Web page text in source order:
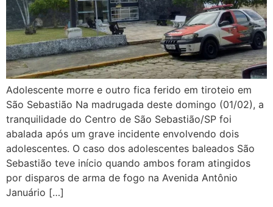
Adolescente morre e outro fica ferido em tiroteio em
São Sebastião Na madrugada deste domingo (01/02), a
tranquilidade do Centro de São Sebastião/SP foi
abalada após um grave incidente envolvendo dois
adolescentes. O caso dos adolescentes baleados São
Sebastião teve início quando ambos foram atingidos
por disparos de arma de fogo na Avenida Antônio
Januário […]